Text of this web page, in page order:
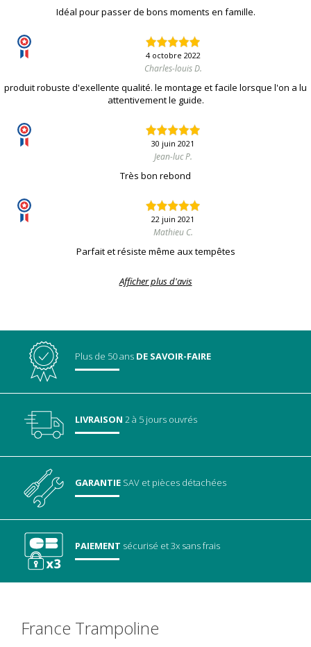
Idéal pour passer de bons moments en famille.
4 octobre 2022
Charles-louis D.
produit robuste d'exellente qualité. le montage et facile lorsque l'on a lu
attentivement le guide.
30 juin 2021
Jean-luc P.
Très bon rebond
22 juin 2021
Mathieu C.
Parfait et résiste même aux tempêtes
Afficher plus d'avis
Plus de 50 ans DE SAVOIR-FAIRE
LIVRAISON 2 à 5 jours ouvrés
GARANTIE SAV et pièces détachées
PAIEMENT sécurisé et 3x sans frais
France Trampoline